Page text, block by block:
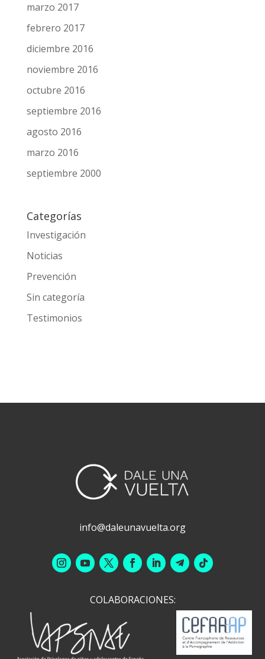
abril 2017
marzo 2017
febrero 2017
diciembre 2016
noviembre 2016
octubre 2016
septiembre 2016
agosto 2016
marzo 2016
Categorías
Investigación
Noticias
Prevención
Sin categoría
info@daleunavuelta.org
COLABORACIONES: